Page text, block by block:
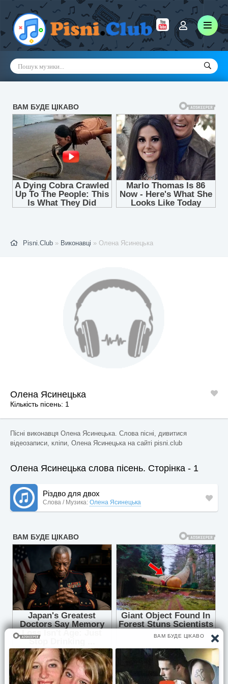
Pisni.Club » Виконавці » Олена Ясинецька
Олена Ясинецька
Кількість пісень: 1
Пісні виконавця Олена Ясинецька. Слова пісні, дивитися
відеозаписи, кліпи, Олена Ясинецька на сайті pisni.club
Олена Ясинецька слова пісень. Сторінка - 1
Різдво для двох
Слова / Музика: Олена Ясинецька